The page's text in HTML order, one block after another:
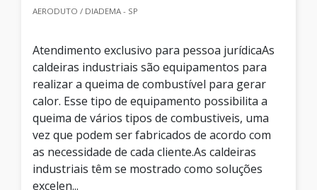
AERODUTO / DIADEMA - SP
Atendimento exclusivo para pessoa jurídicaAs
caldeiras industriais são equipamentos para
realizar a queima de combustível para gerar
calor. Esse tipo de equipamento possibilita a
queima de vários tipos de combustiveis, uma
vez que podem ser fabricados de acordo com
as necessidade de cada cliente.As caldeiras
industriais têm se mostrado como soluções
excelen...